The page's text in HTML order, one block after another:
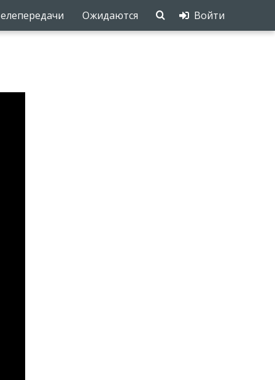
Ожидаются Войти